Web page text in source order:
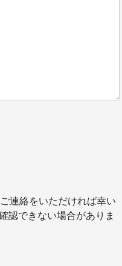
連絡をいただければ幸い
認できない場合がありま